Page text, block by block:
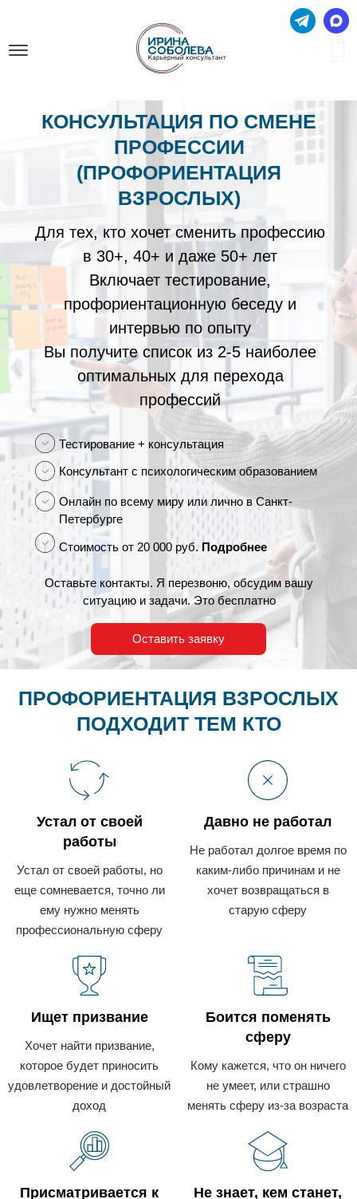
КОНСУЛЬТАЦИЯ ПО СМЕНЕ
ПРОФЕССИИ
(ПРОФОРИЕНТАЦИЯ
ВЗРОСЛЫХ)
Для тех, кто хочет сменить профессию
в 30+, 40+ и даже 50+ лет
Включает тестирование,
профориентационную беседу и
интервью по опыту
Вы получите список из 2-5 наиболее
оптимальных для перехода
профессий
Тестирование + консультация
Онлайн по всему миру или лично в Санкт-
Петербурге
Консультант с психологическим образованием
Стоимость от 20 000 руб. Подробнее
Оставьте контакты. Я перезвоню, обсудим вашу
ситуацию и задачи. Это бесплатно
Оставить заявку
ПРОФОРИЕНТАЦИЯ ВЗРОСЛЫХ
ПОДХОДИТ ТЕМ КТО
Устал от своей
работы
Устал от своей работы, но
еще сомневается, точно ли
ему нужно менять
профессиональную сферу
Давно не работал
Не работал долгое время по
каким-либо причинам и не
хочет возвращаться в
старую сферу
Ищет призвание​
Хочет найти призвание,
которое будет приносить
удовлетворение и достойный
доход
Боится поменять
сферу
Кому кажется, что он ничего
не умеет, или страшно
менять сферу из-за возраста
Присматривается к
Не знает, кем станет,